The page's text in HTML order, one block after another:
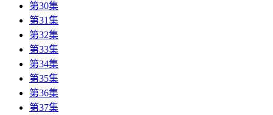
第30集
第31集
第32集
第33集
第34集
第35集
第36集
第37集